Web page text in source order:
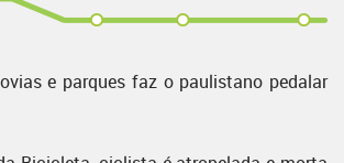
e parques faz o paulistano pedalar